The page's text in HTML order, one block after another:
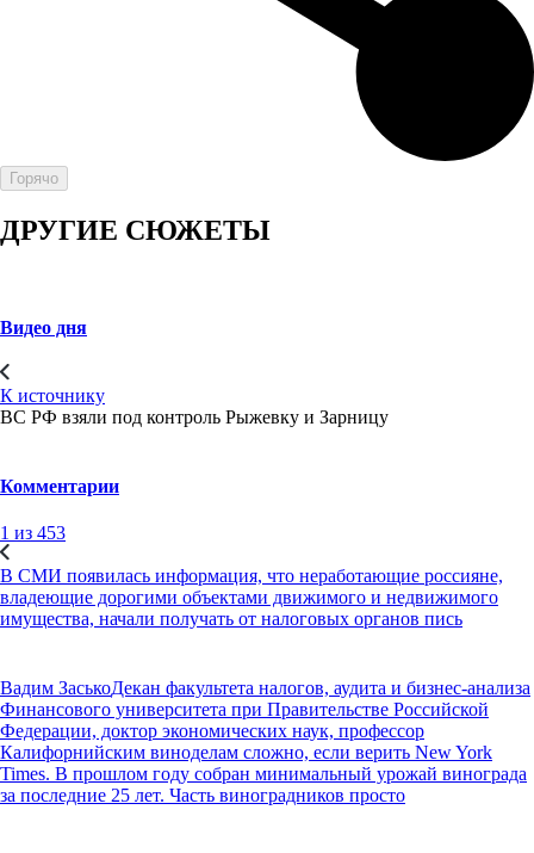
Горячо
ДРУГИЕ СЮЖЕТЫ
Видео дня
К источнику
ВС РФ взяли под контроль Рыжевку и Зарницу
Комментарии
1 из 453
В СМИ появилась информация, что неработающие россияне,
владеющие дорогими объектами движимого и недвижимого
имущества, начали получать от налоговых органов пись
Вадим ЗаськоДекан факультета налогов, аудита и бизнес-анализа
Финансового университета при Правительстве Российской
Федерации, доктор экономических наук, профессор
Калифорнийским виноделам сложно, если верить New York
Times. В прошлом году собран минимальный урожай винограда
за последние 25 лет. Часть виноградников просто